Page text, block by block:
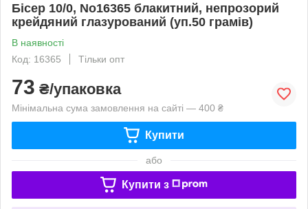
Бісер 10/0, No16365 блакитний, непрозорий
крейдяний глазурований (уп.50 грамів)
В наявності
Код: 16365
Тільки опт
73 ₴/упаковка
Мінімальна сума замовлення на сайті — 400 ₴
Купити
або
Купити з